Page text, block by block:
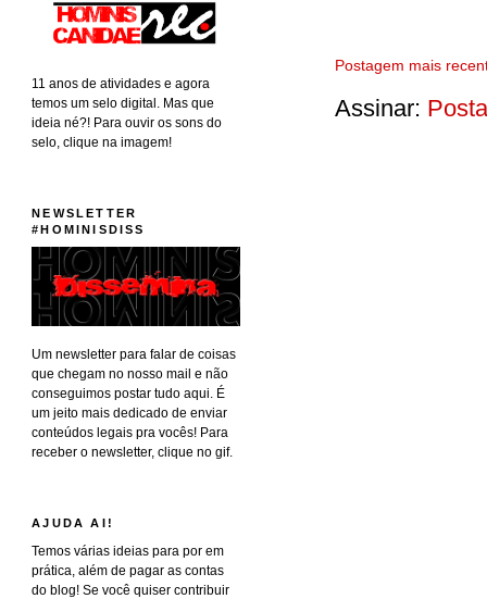
Postagem mais
Assinar:
11 anos de atividades e agora
temos um selo digital. Mas que
ideia né?! Para ouvir os sons do
selo, clique na imagem!
NEWSLETTER
#HOMINISDISS
Um newsletter para falar de coisas
que chegam no nosso mail e não
conseguimos postar tudo aqui. É
um jeito mais dedicado de enviar
conteúdos legais pra vocês! Para
receber o newsletter, clique no gif.
AJUDA AI!
Temos várias ideias para por em
prática, além de pagar as contas
do blog! Se você quiser contribuir